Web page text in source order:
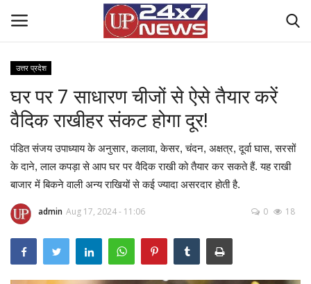
Home
Contact Us
राष्ट्रीय खबरें
उत्तर प्रदेश
बिज़नेस
उत्तर प्रदेश
घर पर 7 साधारण चीजों से ऐसे तैयार करें
वैदिक राखीहर संकट होगा दूर!
पंडित संजय उपाध्याय के अनुसार, कलावा, केसर, चंदन, अक्षत्र, दूर्वा घास, सरसों
के दाने, लाल कपड़ा से आप घर पर वैदिक राखी को तैयार कर सकते हैं. यह राखी
बाजार में बिकने वाली अन्य राखियों से कई ज्यादा असरदार होती है.
admin Aug 17, 2024 - 11:06 0 18